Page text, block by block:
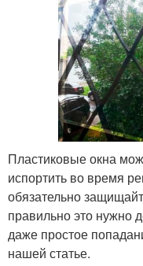
Пластиковые окна
испортить во время
обязательно
правильно это нужно
даже простое
нашей статье.